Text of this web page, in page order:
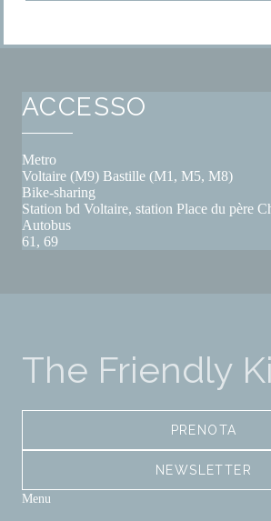
ACCESSO
Metro
Voltaire (M9) Bastille (M1, M5, M8)
Bike-sharing
Station bd Voltaire, station Place du père
Autobus
61, 69
The Friendly
PRENOTA
NEWSLETTER
Menu